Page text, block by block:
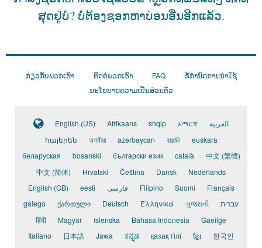
ສຸດ​ຢູ່​ບໍ?ບໍ່​ຕ້ອງ​ຊອກ​ຫາ​ບ່ອນ​ອື່ນ​ອີກ​ແລ້ວ.
ກ່ຽວ​ກັບ​ພວກ​ເຮົາ ຕິດ​ຕໍ່​ພວກ​ເຮົາ FAQ
ຂໍ້​ກຳ​ນົດ​ການ​ນຳ​ໃຊ້
ນະ​ໂຍ​ບາຍ​ຄວາມ​ເປັນ​ສ່ວນ​ຕົວ
English (US) Afrikaans shqip አማርኛ
العربية
հայերեն
অসমীয়া azərbaycan বাঙালি
euskara
беларуская
bosanski български език català
中文 (繁體)
中文 (简体)
Hrvatski Čeština Dansk
Nederlands
English (GB)
eesti فارسی Filipino Suomi
Français
galego
ქართული Deutsch Ελληνικά ગુજરાતી
עברית
हिंदी
Magyar íslenska Bahasa Indonesia
Gaeilge
Italiano
日本語 Jawa ಕನ್ನಡ қазақ тілі ខ្មែរ
한국인